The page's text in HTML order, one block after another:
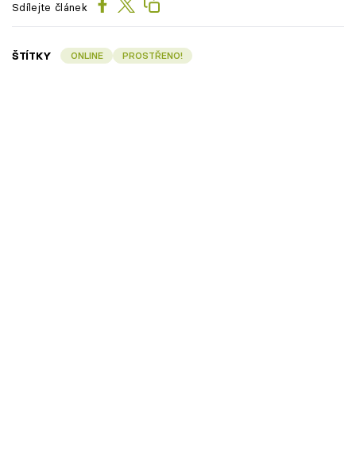
Sdílejte článek
ŠTÍTKY ONLINE PROSTŘENO!